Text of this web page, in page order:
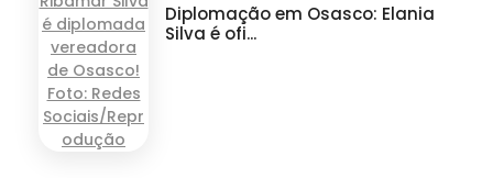
Diplomação em Osasco: Elania
Silva é ofi...